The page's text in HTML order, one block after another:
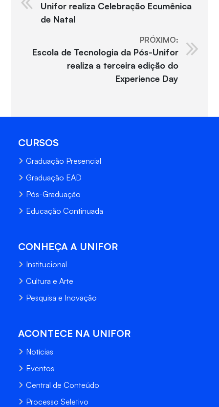
Unifor realiza Celebração Ecumênica
de Natal
PRÓXIMO:
Escola de Tecnologia da Pós-Unifor
realiza a terceira edição do
Experience Day
CURSOS
Graduação Presencial
Graduação EAD
Pós-Graduação
Educação Continuada
CONHEÇA A UNIFOR
Institucional
Cultura e Arte
Pesquisa e Inovação
ACONTECE NA UNIFOR
Notícias
Eventos
Central de Conteúdo
Processo Seletivo